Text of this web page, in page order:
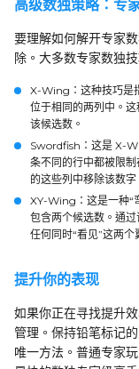
高级数独策略：专
要理解如何解开专家
除。大多数专家数独
X-Wing ：这种技巧
位于相同的两列中。
该候选数。
Swordfish ：这是 X-
条不同的行中都被限
的这些列中移除该数字
XY-Wing ：这是一种
包含两个候选数。通过
任何同时“看见”这两
提升你的表现
如果你正在寻找提升
管理。保持铅笔标记
唯一方法。普通专家